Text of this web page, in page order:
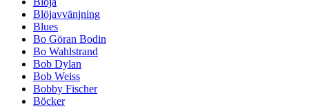
Blöjavvänjning
Blues
Bo Göran Bodin
Bo Wahlstrand
Bob Dylan
Bob Weiss
Bobby Fischer
Böcker